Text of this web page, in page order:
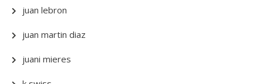
juan lebron
juan martin diaz
juani mieres